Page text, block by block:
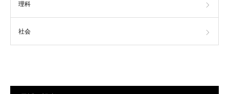
理科
社会